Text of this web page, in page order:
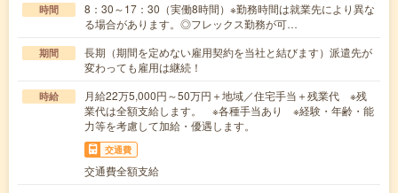
時間
8：30～17：30（実働8時間）※勤務時間は就業先により異な
る場合があります。◎フレックス勤務が可…
期間
長期（期間を定めない雇用契約を当社と結びます）派遣先が
変わっても雇用は継続！
時給
月給22万5,000円～50万円＋地域／住宅手当＋残業代 ※残
業代は全額支給します。 ※各種手当あり ※経験・年齢・能
力等を考慮して加給・優遇します。
交通費
交通費全額支給